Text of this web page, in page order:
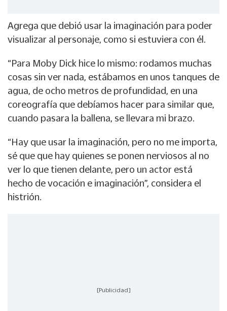
Agrega que debió usar la imaginación para poder
visualizar al personaje, como si estuviera con él.
“Para Moby Dick hice lo mismo: rodamos muchas
cosas sin ver nada, estábamos en unos tanques de
agua, de ocho metros de profundidad, en una
coreografía que debíamos hacer para similar que,
cuando pasara la ballena, se llevara mi brazo.
“Hay que usar la imaginación, pero no me importa,
sé que que hay quienes se ponen nerviosos al no
ver lo que tienen delante, pero un actor está
hecho de vocación e imaginación”, considera el
histrión.
[Publicidad]